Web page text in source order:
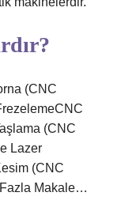
(CNC
(CNC
Lazer
(CNC
Makale…